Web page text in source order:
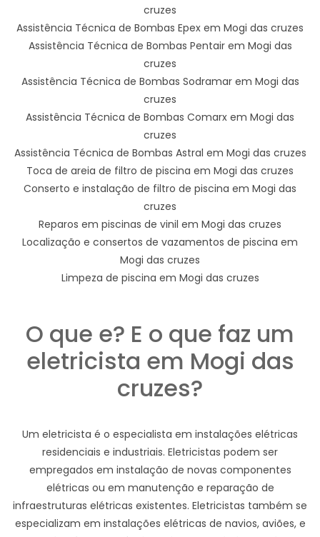
cruzes
Assistência Técnica de Bombas Epex em Mogi das cruzes
Assistência Técnica de Bombas Pentair em Mogi das
cruzes
Assistência Técnica de Bombas Sodramar em Mogi das
cruzes
Assistência Técnica de Bombas Comarx em Mogi das
cruzes
Assistência Técnica de Bombas Astral em Mogi das cruzes
Toca de areia de filtro de piscina em Mogi das cruzes
Conserto e instalação de filtro de piscina em Mogi das
cruzes
Reparos em piscinas de vinil em Mogi das cruzes
Localização e consertos de vazamentos de piscina em
Mogi das cruzes
Limpeza de piscina em Mogi das cruzes
O que e? E o que faz um
eletricista em Mogi das
cruzes?
Um eletricista é o especialista em instalações elétricas
residenciais e industriais. Eletricistas podem ser
empregados em instalação de novas componentes
elétricas ou em manutenção e reparação de
infraestruturas elétricas existentes. Eletricistas também se
especializam em instalações elétricas de navios, aviões, e